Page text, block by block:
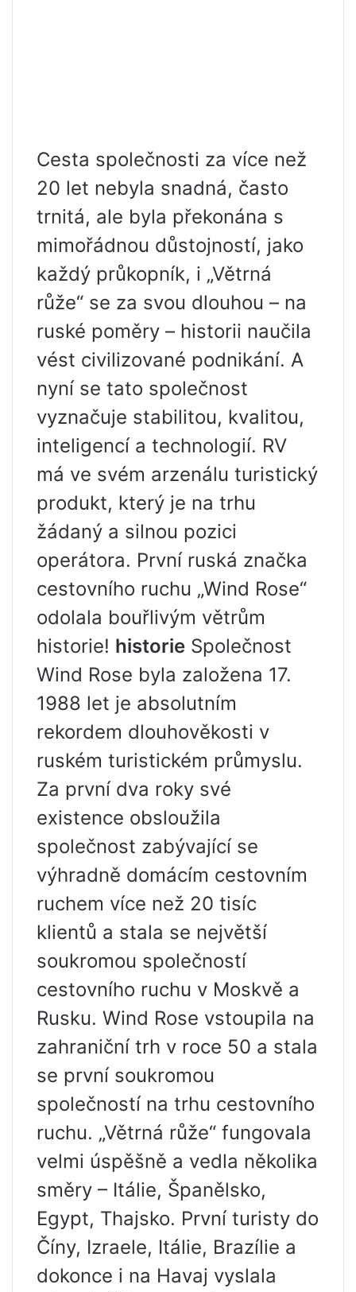
Cesta společnosti za více než
20 let nebyla snadná, často
trnitá, ale byla překonána s
mimořádnou důstojností, jako
každý průkopník, i „Větrná
růže“ se za svou dlouhou – na
ruské poměry – historii naučila
vést civilizované podnikání. A
nyní se tato společnost
vyznačuje stabilitou, kvalitou,
inteligencí a technologií. RV
má ve svém arzenálu turistický
produkt, který je na trhu
žádaný a silnou pozici
operátora. První ruská značka
cestovního ruchu „Wind Rose“
odolala bouřlivým větrům
historie! historie Společnost
Wind Rose byla založena 17.
1988 let je absolutním
rekordem dlouhověkosti v
ruském turistickém průmyslu.
Za první dva roky své
existence obsloužila
společnost zabývající se
výhradně domácím cestovním
ruchem více než 20 tisíc
klientů a stala se největší
soukromou společností
cestovního ruchu v Moskvě a
Rusku. Wind Rose vstoupila na
zahraniční trh v roce 50 a stala
se první soukromou
společností na trhu cestovního
ruchu. „Větrná růže“ fungovala
velmi úspěšně a vedla několika
směry – Itálie, Španělsko,
Egypt, Thajsko. První turisty do
Číny, Izraele, Itálie, Brazílie a
dokonce i na Havaj vyslala